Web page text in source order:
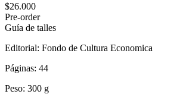
$26.000
Pre-order
Guía de talles
Editorial: Fondo de Cultura Economica
Páginas: 44
Peso: 300 g